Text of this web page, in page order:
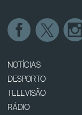
NOTÍCIAS
DESPORTO
TELEVISÃO
RÁDIO